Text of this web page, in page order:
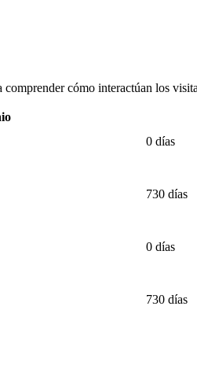
cómo interactúan los
0 días
730 días
0 días
730 días